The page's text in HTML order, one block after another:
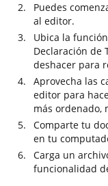
Puedes
al editor.
Ubica la
Declaración de
deshacer para
Aprovecha las
editor para
más ordenado,
Comparte tu
en tu
Carga un
funcionalidad